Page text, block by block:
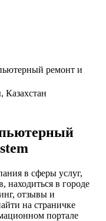
ремонт и
Казахстан
в сферы услуг,
находиться в городе
отзывы и
на страничке
портале